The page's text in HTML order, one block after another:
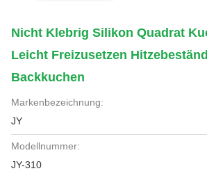
Nicht Klebrig Silikon Quadrat
Leicht Freizusetzen
Backkuchen
Markenbezeichnung:
JY
Modellnummer:
JY-310